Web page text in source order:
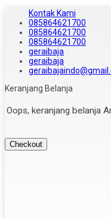
Kontak Kami
085864621700
085864621700
085864621700
geraibaja
geraibaja
Keranjang Belanja
Oops, keranjang belanja
Checkout